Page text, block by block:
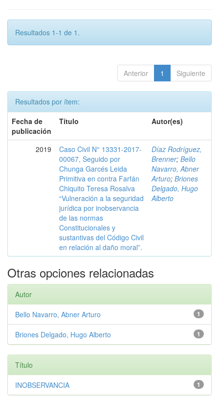
Resultados 1-1 de 1.
Anterior 1 Siguiente
Resultados por ítem:
Fecha de
publicación
Título Autor(es)
2019
Caso Civil N° 13331-2017-
00067, Seguido por
Chunga Garcés Leida
Primitiva en contra Farfán
Chiquito Teresa Rosalva
“Vulneración a la seguridad
jurídica por inobservancia
de las normas
Constitucionales y
sustantivas del Código Civil
en relación al daño moral”.
Díaz Rodríguez,
Brenner; Bello
Navarro, Abner
Arturo; Briones
Delgado, Hugo
Alberto
Otras opciones relacionadas
Autor
1
Bello Navarro, Abner Arturo
1
Briones Delgado, Hugo Alberto
Título
1
INOBSERVANCIA